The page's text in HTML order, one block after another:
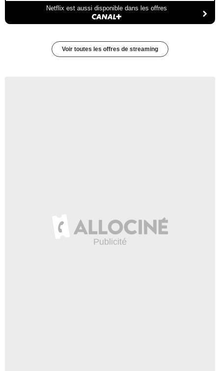
Netflix est aussi disponible dans les offres
Voir toutes les offres de streaming